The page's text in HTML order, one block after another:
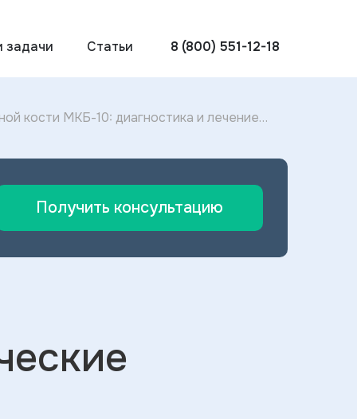
задачи Статьи 8 (800) 551-12-18
кости МКБ-10: диагностика и лечение
Получить консультацию